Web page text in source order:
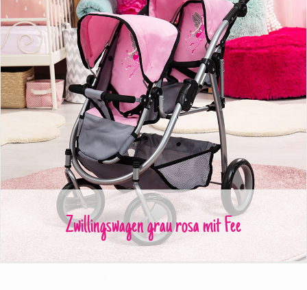
Zwillingswagen grau rosa mit Fee
Zwillingswagen grau rosa mit Fee